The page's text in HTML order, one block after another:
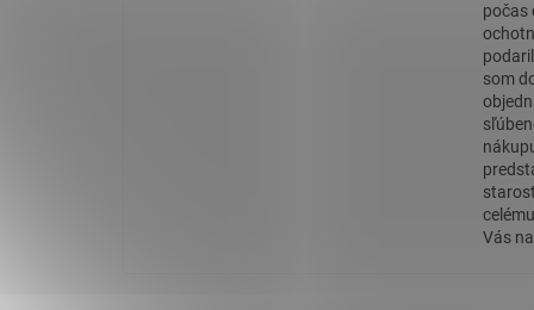
počas
som
Vás